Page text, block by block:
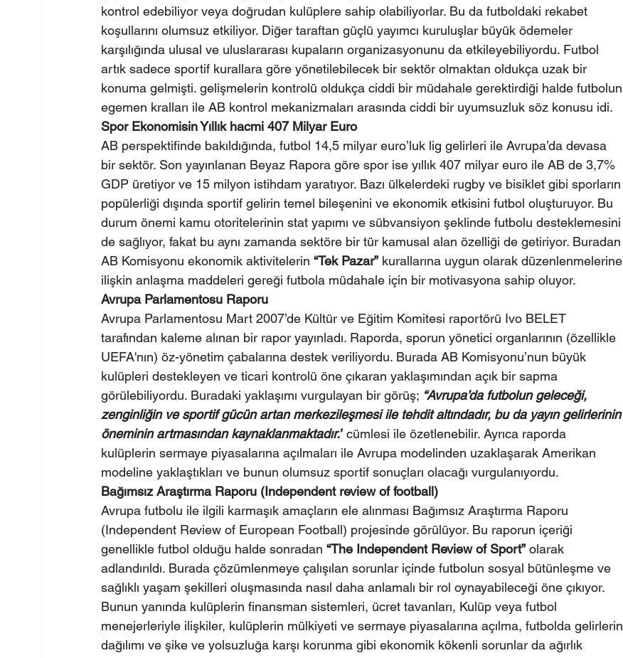
kontrol edebiliyor veya doğrudan kulüplere sahip olabiliyorlar. Bu da futboldaki rekabet
koşullarını olumsuz etkiliyor. Diğer taraftan güçlü yayımcı kuruluşlar büyük ödemeler
karşılığında ulusal ve uluslararası kupaların organizasyonunu da etkileyebiliyordu. Futbol
artık sadece sportif kurallara göre yönetilebilecek bir sektör olmaktan oldukça uzak bir
konuma gelmişti. gelişmelerin kontrolü oldukça ciddi bir müdahale gerektirdiği halde futbolun
egemen kralları ile AB kontrol mekanizmaları arasında ciddi bir uyumsuzluk söz konusu idi.
Spor Ekonomisin Yıllık hacmi 407 Milyar Euro
AB perspektifinde bakıldığında, futbol 14,5 milyar euro’luk lig gelirleri ile Avrupa’da devasa
bir sektör. Son yayınlanan Beyaz Rapora göre spor ise yıllık 407 milyar euro ile AB de 3,7%
GDP üretiyor ve 15 milyon istihdam yaratıyor. Bazı ülkelerdeki rugby ve bisiklet gibi sporların
popülerliği dışında sportif gelirin temel bileşenini ve ekonomik etkisini futbol oluşturuyor. Bu
durum önemi kamu otoritelerinin stat yapımı ve sübvansiyon şeklinde futbolu desteklemesini
de sağlıyor, fakat bu aynı zamanda sektöre bir tür kamusal alan özelliği de getiriyor. Buradan
AB Komisyonu ekonomik aktivitelerin “Tek Pazar” kurallarına uygun olarak düzenlenmelerine
ilişkin anlaşma maddeleri gereği futbola müdahale için bir motivasyona sahip oluyor.
Avrupa Parlamentosu Raporu
Avrupa Parlamentosu Mart 2007’de Kültür ve Eğitim Komitesi raportörü Ivo BELET
tarafından kaleme alınan bir rapor yayınladı. Raporda, sporun yönetici organlarının (özellikle
UEFA'nın) öz-yönetim çabalarına destek veriliyordu. Burada AB Komisyonu’nun büyük
kulüpleri destekleyen ve ticari kontrolü öne çıkaran yaklaşımından açık bir sapma
görülebiliyordu. Buradaki yaklaşımı vurgulayan bir görüş; “Avrupa’da futbolun geleceği,
zenginliğin ve sportif gücün artan merkezileşmesi ile tehdit altındadır, bu da yayın gelirlerinin
öneminin artmasından kaynaklanmaktadır.” cümlesi ile özetlenebilir. Ayrıca raporda
kulüplerin sermaye piyasalarına açılmaları ile Avrupa modelinden uzaklaşarak Amerikan
modeline yaklaştıkları ve bunun olumsuz sportif sonuçları olacağı vurgulanıyordu.
Bağımsız Araştırma Raporu (Independent review of football)
Avrupa futbolu ile ilgili karmaşık amaçların ele alınması Bağımsız Araştırma Raporu
(Independent Review of European Football) projesinde görülüyor. Bu raporun içeriği
genellikle futbol olduğu halde sonradan “The Independent Review of Sport” olarak
adlandırıldı. Burada çözümlenmeye çalışılan sorunlar içinde futbolun sosyal bütünleşme ve
sağlıklı yaşam şekilleri oluşmasında nasıl daha anlamalı bir rol oynayabileceği öne çıkıyor.
Bunun yanında kulüplerin finansman sistemleri, ücret tavanları, Kulüp veya futbol
menejerleriyle ilişkiler, kulüplerin mülkiyeti ve sermaye piyasalarına açılma, futbolda gelirlerin
dağılımı ve şike ve yolsuzluğa karşı korunma gibi ekonomik kökenli sorunlar da ağırlık